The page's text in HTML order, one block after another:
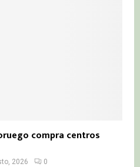
compra centros
2026 0